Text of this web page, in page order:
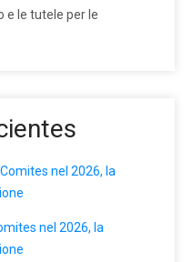
e le tutele per le
nel 2026, la
nel 2026, la